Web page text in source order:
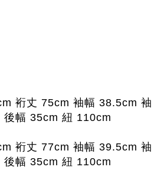
裄丈 75cm 袖幅 38.5cm 袖
幅 35cm 紐 110cm
裄丈 77cm 袖幅 39.5cm 袖
幅 35cm 紐 110cm